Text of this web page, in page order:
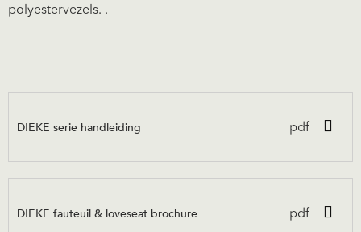
polyestervezels. .
DIEKE serie handleiding pdf
DIEKE fauteuil & loveseat brochure pdf